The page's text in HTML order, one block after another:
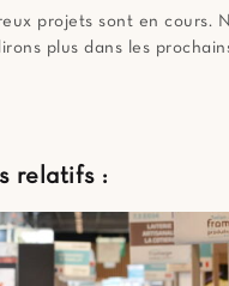
projets sont en cours.
plus dans les
relatifs :